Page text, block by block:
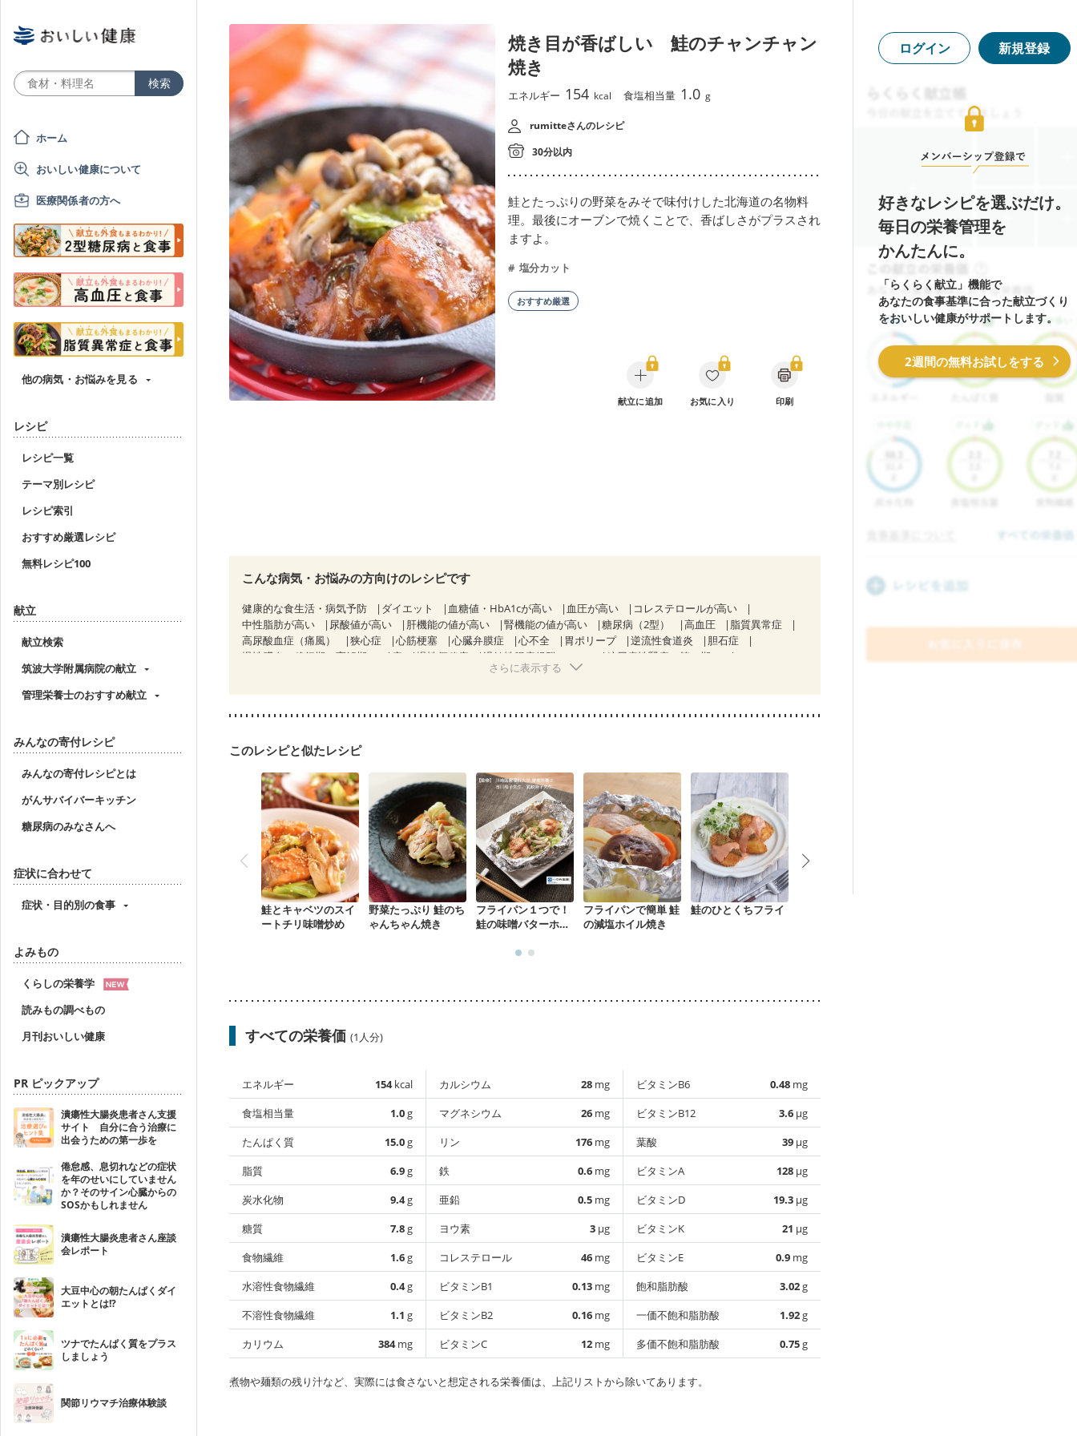
ホーム
おいしい健康について
医療関係者の方へ
他の病気・お悩みを見る
レシピ
レシピ一覧
テーマ別レシピ
レシピ索引
おすすめ厳選レシピ
無料レシピ100
献立
献立検索
筑波大学附属病院の献立
管理栄養士のおすすめ献立
みんなの寄付レシピ
みんなの寄付レシピとは
がんサバイバーキッチン
糖尿病のみなさんへ
症状に合わせて
症状・目的別の食事
よみもの
くらしの栄養学
読みもの調べもの
月刊おいしい健康
PR ピックアップ
潰瘍性大腸炎患者さん支援
サイト 自分に合う治療に
出会うための第一歩を
倦怠感、息切れなどの症状
を年のせいにしていません
か？そのサイン心臓からの
SOSかもしれません
潰瘍性大腸炎患者さん座談
会レポート
大豆中心の朝たんぱくダイ
エットとは!?
ツナでたんぱく質をプラス
しましょう
関節リウマチ治療体験談
焼き目が香ばしい 鮭のチャンチャン
焼き
エネルギー 154 kcal 食塩相当量 1.0 g
rumitteさんのレシピ
30分以内
鮭とたっぷりの野菜をみそで味付けした北海道の名物料
理。最後にオーブンで焼くことで、香ばしさがプラスされ
ますよ。
塩分カット
おすすめ厳選
献立に追加 お気に入り 印刷
こんな病気・お悩みの方向けのレシピです
健康的な食生活・病気予防 ダイエット 血糖値・HbA1cが高い 血圧が高い
コレステロールが高い
中性脂肪が高い
尿酸値が高い 肝機能の値が高い 腎機能の値が高い 糖尿病（2型） 高血圧
脂質異常症
高尿酸血症（痛風）
狭心症 心筋梗塞 心臓弁膜症 心不全 胃ポリープ 逆流性食道炎
胆石症
慢性膵炎（移行期・寛解期）
痔 慢性便秘症 過敏性腸症候群（IBS）
糖尿病性腎症（第１期）
CKD（ステージ１）
妊婦健診・体重増加が気になる（初期）
妊婦健診・血圧が気になる（初期）
産後（ミルク）
骨折
さらに表示する
このレシピと似たレシピ
鮭とキャベツのスイ
ートチリ味噌炒め
野菜たっぷり 鮭のち
ゃんちゃん焼き
フライパン１つで！
鮭の味噌バターホイ
フライパンで簡単 鮭
の減塩ホイル焼き
鮭のひとくちフライ
すべての栄養価 (1人分)
エネルギー 154kcal
食塩相当量
1.0g
たんぱく質
15.0g
脂質
6.9g
炭水化物
9.4g
糖質
7.8g
食物繊維
1.6g
水溶性食物繊維
0.4g
不溶性食物繊維
1.1 g
カリウム
384mg
カルシウム 28 mg
マグネシウム
26 mg
リン
176 mg
鉄
0.6 mg
亜鉛
0.5 mg
ヨウ素
3 µg
コレステロール
46 mg
ビタミンB1
0.13 mg
ビタミンB2
0.16 mg
ビタミンC
12 mg
ビタミンB6 0.48 mg
ビタミンB12
3.6 µg
葉酸
39 µg
ビタミンA
128 µg
ビタミンD
19.3 µg
ビタミンK
21 µg
ビタミンE
0.9 mg
飽和脂肪酸
3.02g
一価不飽和脂肪酸
1.92g
多価不飽和脂肪酸
0.75g
煮物や麺類の残り汁など、実際には食さないと想定される栄養価は、上記リストから除いてあります。
ログイン 新規登録
好きなレシピを選ぶだけ。
毎日の栄養管理を
かんたんに。
「らくらく献立」機能で
あなたの食事基準に合った献立づくり
をおいしい健康がサポートします。
2週間の無料お試しをする